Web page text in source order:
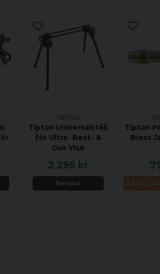
TIPTON
Tipton Universalställ
för Ultra- Best- &
Gun Vise
2 295 kr
Bevaka
Tipton
Brass
LÄGG I